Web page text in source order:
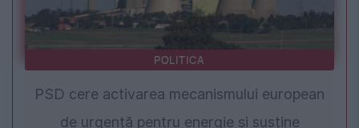
POLITICA
PSD cere activarea mecanismului european
de urgență pentru energie și susține